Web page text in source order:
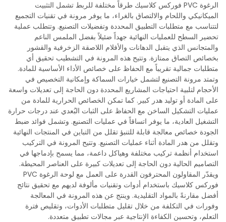
الرغوة PVC فوركس كلاسيك طرقاً مختلفة للربط تشمل التثبيت
الميكانيكي واللحام والالتصاق بالغراء، ما يوفر مرونة في تقنيات التجميع
لتتناسب مع متطلبات التطبيق المحددة وتفضيلات التصنيع. وتتطلب عملية
تحضير السطح للعمليات النهائية جهداً ضئيلاً بفضل الملمس الناعم
والمتجانس الذي يتقبل الدهانات والأفلام اللاصقة الزخرفية والقشور
بخصائص التصاق ممتازة. وتتيح هذه المرونة في التشطيب تحقيق أي
متطلبات جمالية تقريباً مع الحفاظ على خصائص الأداء الأساسية للمادة.
وتمتد مرونة التصنيع لتشمل خيارات السماكة وإمكانية التخصيص في
الأحجام لتلبية احتياجات المشاريع المحددة دون الحاجة إلى تعديلات واسعة
على المادة أو توليد هدر كبير. كما تمكن الخصائص الحرارية للمادة من
عمليات التشكيل الساخن مع الحفاظ على الثبات البُعدي عند درجات حرارة
التشغيل العادية، ما يوفر اتساقاً في عمليات التصنيع. وتشمل فوائد ضبط
الجودة خصائص معالجة قابلة للتنبؤ تقلل من التباين في المنتجات النهائية
وتقلل من هدر المادة أثناء عمليات التصنيع. وتتيح المرونة في التركيب
استخدام أنظمة تركيب مختلفة وهياكل داعمة، مما يسمح بإدماجها في
التصاميم الحالية دون الحاجة إلى تعديلات كبيرة على العناصر المحيطة.
ويقدّر المقاولون المحترفون القدرة على العمل مع لوحة الرغوة PVC
فوركس كلاسيك باستخدام أدوات وتقنيات مألوفة لديهم مع تحقيق نتائج
أفضل مقارنةً بالمواد التقليدية. وينتج عن هذه المرونة في المعالجة
وفورات في التكلفة من خلال تقليل متطلبات الأدوات، وتقليص فترة
التعلم، وتحسين الكفاءة الإنتاجية عبر مجالات تطبيق متعددة.